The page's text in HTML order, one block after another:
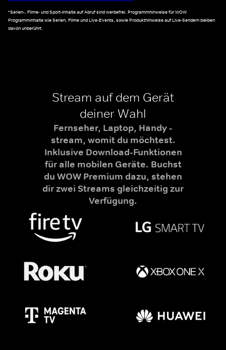
*Serien-, Filme- und Sport-Inhalte auf Abruf sind werbefrei. Programmhinweise für WOW
Programminhalte wie Serien, Filme und Live-Events, sowie Produkthinweise auf Live-Sendern bleiben
davon unberührt.
Stream auf dem Gerät
deiner Wahl
Fernseher, Laptop, Handy -
stream, womit du möchtest.
Inklusive Download-Funktionen
für alle mobilen Geräte. Buchst
du WOW Premium dazu, stehen
dir zwei Streams gleichzeitig zur
Verfügung.